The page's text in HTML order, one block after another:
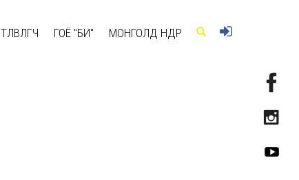
ТӨЛӨВЛӨГЧ ГОЁ "БИ" МОНГОЛД ӨНӨӨДӨР